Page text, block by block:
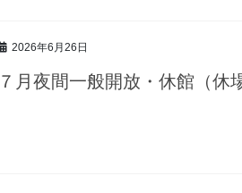
2026年6月26日
７月夜間一般開放・休館（休